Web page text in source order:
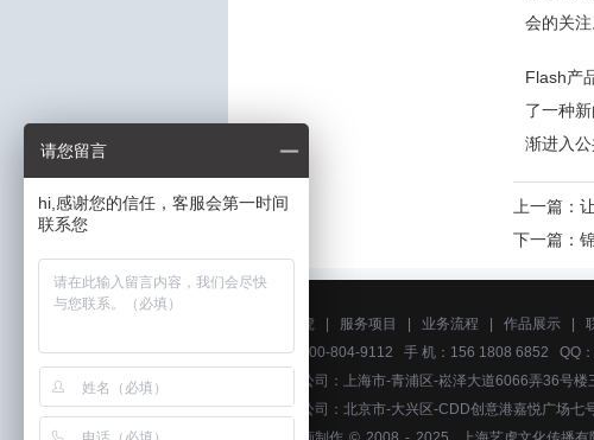
会的关注
Flash产
了一种
渐进入公
上一篇：
下一篇：
关于艺虎 服务项目 业务流程 作品展示
电话：400-804-9112 手 机：156 1808 6852 QQ
上海分公司：上海市-青浦区-崧泽大道6066弄36号楼
北京分公司：北京市-大兴区-CDD创意港嘉悦广场七
请您留言
hi,感谢您的信任，客服会第一时间
联系您